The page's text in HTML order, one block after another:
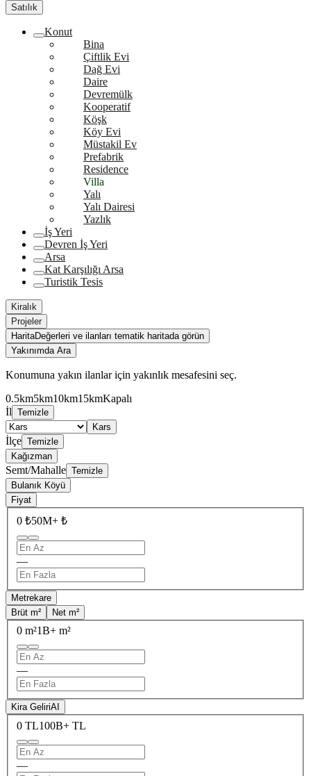
Satılık
Konut
Bina
Çiftlik Evi
Dağ Evi
Daire
Devremülk
Kooperatif
Köşk
Köy Evi
Müstakil Ev
Prefabrik
Residence
Villa
Yalı
Yalı Dairesi
Yazlık
İş Yeri
Devren İş Yeri
Arsa
Kat Karşılığı Arsa
Turistik Tesis
Kiralık
Projeler
HaritaDeğerleri ve ilanları tematik haritada görün
Yakınımda Ara
Konumuna yakın ilanlar için yakınlık mesafesini seç.
0.5km5km10km15kmKapalı
İl Temizle
Kars
İlçe Temizle
Kağızman
Semt/Mahalle Temizle
Bulanık Köyü
Fiyat
0 ₺50M+ ₺
—
Metrekare
Brüt m²
Net m²
0 m²1B+ m²
—
Kira GeliriAI
0 TL100B+ TL
—